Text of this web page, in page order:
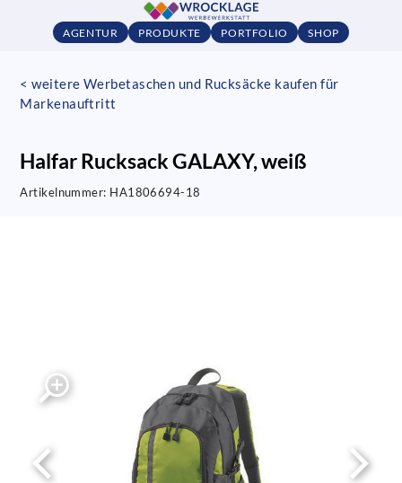
AGENTUR PRODUKTE PORTFOLIO SHOP
< weitere Werbetaschen und Rucksäcke kaufen für
Markenauftritt
Halfar Rucksack GALAXY, weiß
Artikelnummer: HA1806694-18